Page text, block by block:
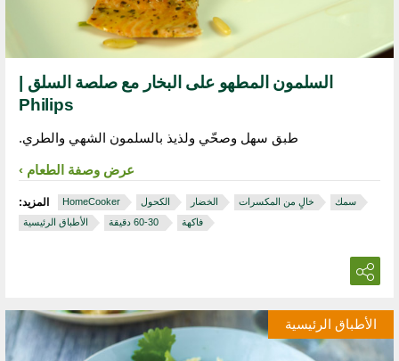
السلمون المطهو على البخار مع صلصة السلق |
Philips
طبق سهل وصحّي ولذيذ بالسلمون الشهي والطري.
عرض وصفة الطعام
المزيد: HomeCooker الكحول الخضار خالٍ من المكسرات
سمك
الأطباق الرئيسية
‏ 30‏-60 دقيقة فاكهة
الأطباق الرئيسية